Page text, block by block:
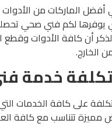
الماركات من الأدوات
يوفرها لكم فني صحي
أن كافة الأدوات وقطع
خدمة
على كافة الخدمات التي
تتناسب مع كافة